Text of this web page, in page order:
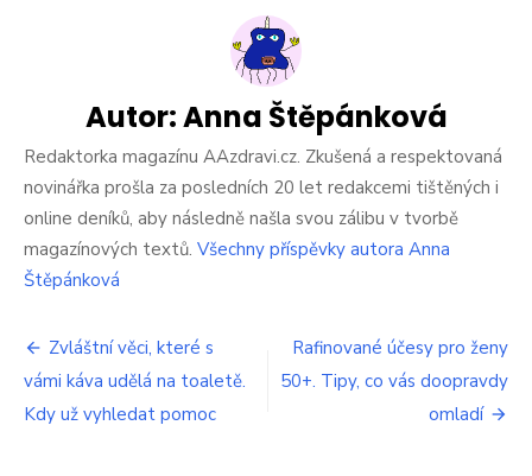
vždy
přidat
do
krupicové
kaše,
ale
většina
netuší.
Tajemství
odhalil
Přemek
Autor:Anna Štěpánková
Redaktorka magazínu AAzdravi.cz. Zkušená a respektovaná
novinářka prošla za posledních 20 let redakcemi tištěných i
online deníků, aby následně našla svou zálibu v tvorbě
magazínových textů. Všechny příspěvky autora Anna
Štěpánková
Navigace
pro
příspěvek
Zvláštní věci, které s
vámi káva udělá na toaletě.
Kdy už vyhledat pomoc
Rafinované účesy pro ženy
50+. Tipy, co vás doopravdy
omladí